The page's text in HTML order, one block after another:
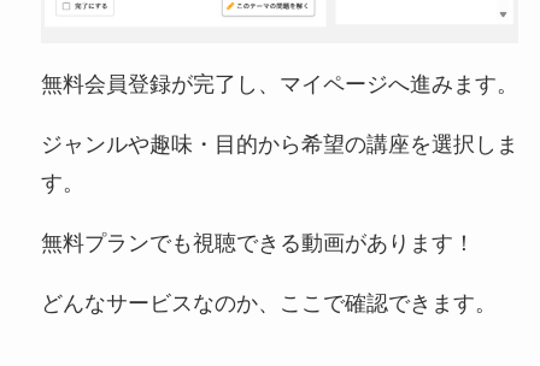
無料会員登録が完了し、マイページへ進みます。
ジャンルや趣味・目的から希望の講座を選択しま
す。
無料プランでも視聴できる動画があります！
どんなサービスなのか、ここで確認できます。